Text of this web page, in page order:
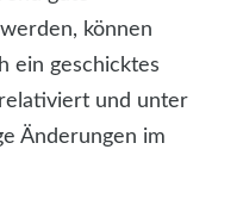
können
ein geschicktes
und unter
Änderungen im